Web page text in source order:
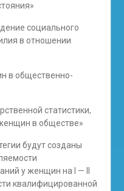
социального
в отношении
в общественно-
статистики,
в обществе»
будут созданы
у женщин на I — II
квалифицированной